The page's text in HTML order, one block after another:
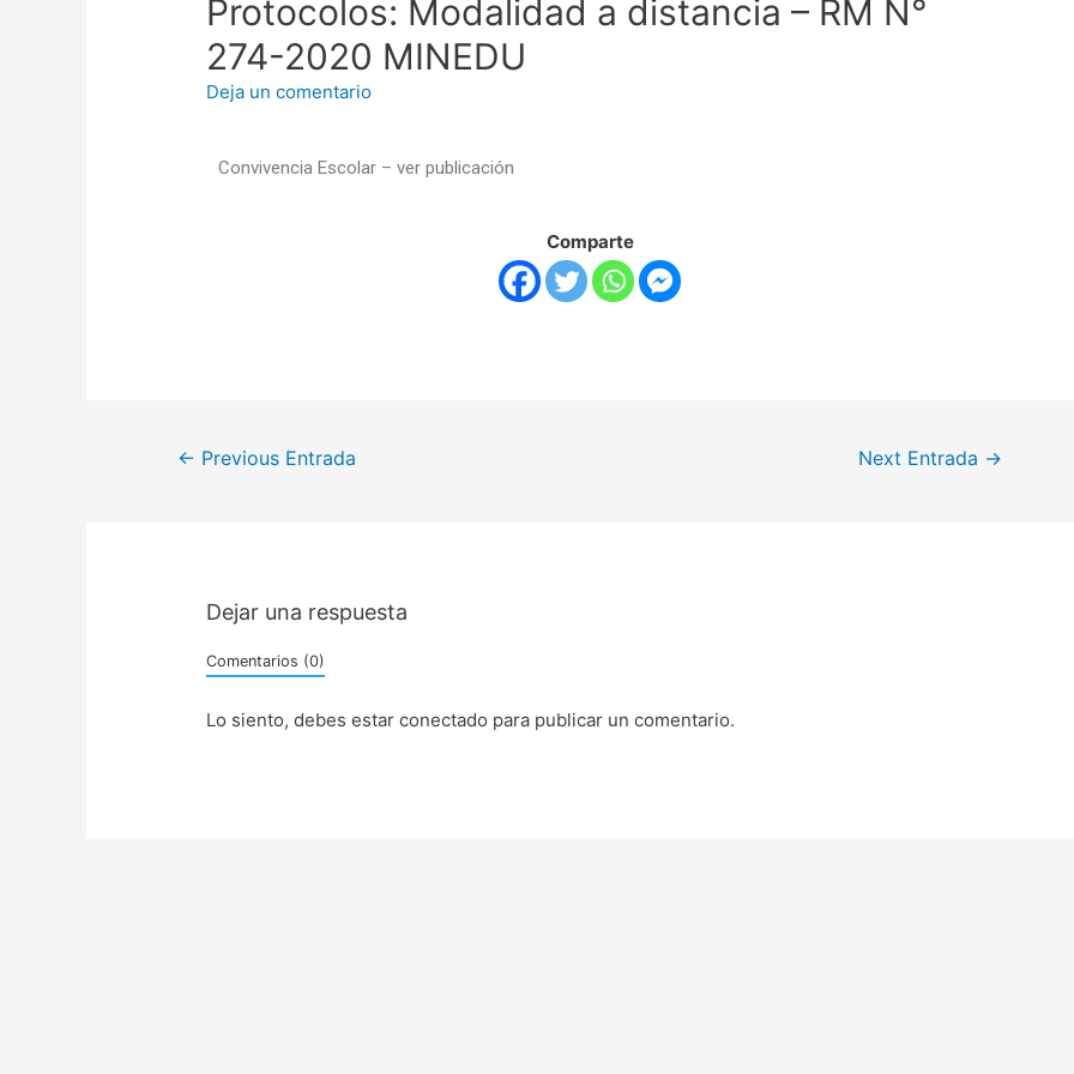
Protocolos: Modalidad a distancia – RM N°
274-2020 MINEDU
Deja un comentario
Convivencia Escolar – ver publicación
Comparte
← Previous Entrada Next Entrada →
Dejar una respuesta
Comentarios (0)
Lo siento, debes estarconectado para publicar un comentario.